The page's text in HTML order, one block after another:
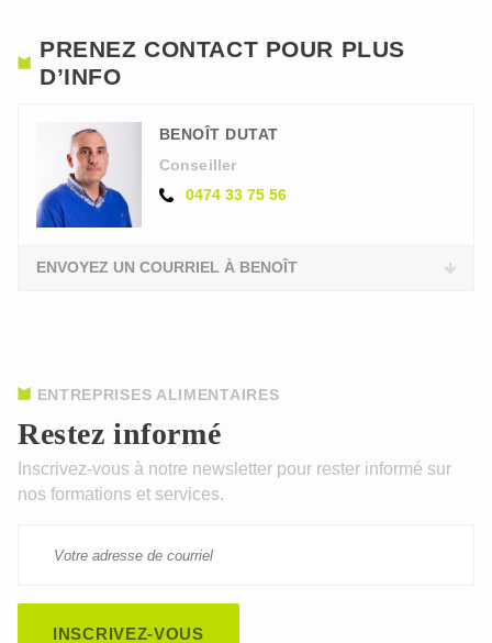
PRENEZ CONTACT POUR PLUS
D’INFO
BENOÎT DUTAT
Conseiller
0474 33 75 56
ENVOYEZ UN COURRIEL À BENOÎT
Restez informé
ENTREPRISES ALIMENTAIRES
Inscrivez-vous à notre newsletter pour rester informé sur
nos formations et services.